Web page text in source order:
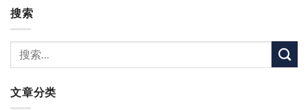
搜索
文章分类